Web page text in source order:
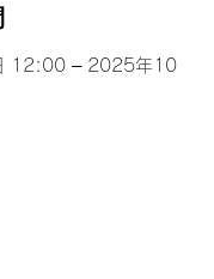
12:00 – 2025年10